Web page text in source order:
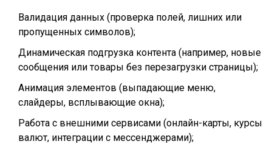
Валидация данных (проверка полей, лишних или
пропущенных символов);
Динамическая подгрузка контента (например, новые
сообщения или товары без перезагрузки страницы);
Анимация элементов (выпадающие меню,
слайдеры, всплывающие окна);
Работа с внешними сервисами (онлайн-карты, курсы
валют, интеграции с мессенджерами);